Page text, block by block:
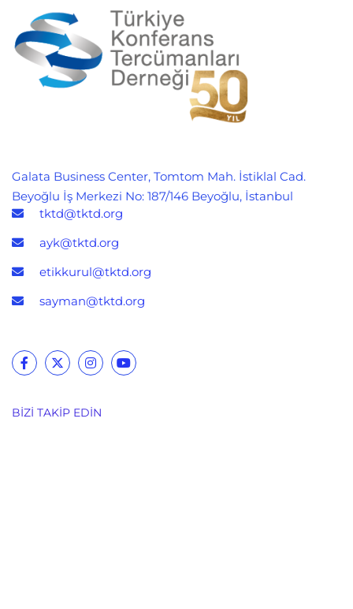
Galata Business Center, Tomtom Mah. İstiklal Cad.
Beyoğlu İş Merkezi No: 187/146 Beyoğlu, İstanbul
tktd@tktd.org
ayk@tktd.org
etikkurul@tktd.org
sayman@tktd.org
BIZI TAKIP EDIN